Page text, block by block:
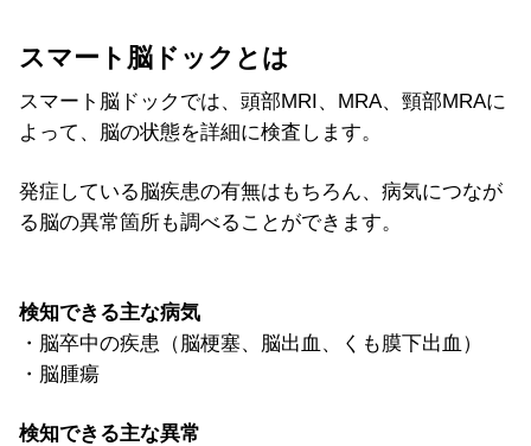
スマート脳ドックとは
スマート脳ドックでは、頭部MRI、MRA、頸部MRAに
よって、脳の状態を詳細に検査します。
発症している脳疾患の有無はもちろん、病気につなが
る脳の異常箇所も調べることができます。
検知できる主な病気
・脳卒中の疾患（脳梗塞、脳出血、くも膜下出血）
・脳腫瘍
検知できる主な異常